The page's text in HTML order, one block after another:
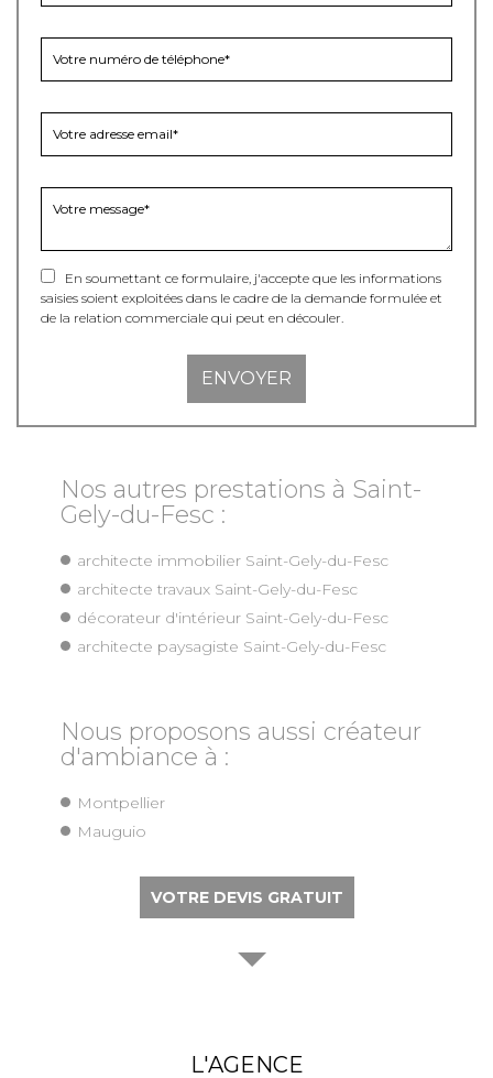
En soumettant ce formulaire, j'accepte que les informations
saisies soient exploitées dans le cadre de la demande formulée et
de la relation commerciale qui peut en découler.
Nos autres prestations à Saint-
Gely-du-Fesc :
architecte immobilier Saint-Gely-du-Fesc
architecte travaux Saint-Gely-du-Fesc
décorateur d'intérieur Saint-Gely-du-Fesc
architecte paysagiste Saint-Gely-du-Fesc
Nous proposons aussi créateur
d'ambiance à :
Montpellier
Mauguio
VOTRE DEVIS GRATUIT
L'AGENCE